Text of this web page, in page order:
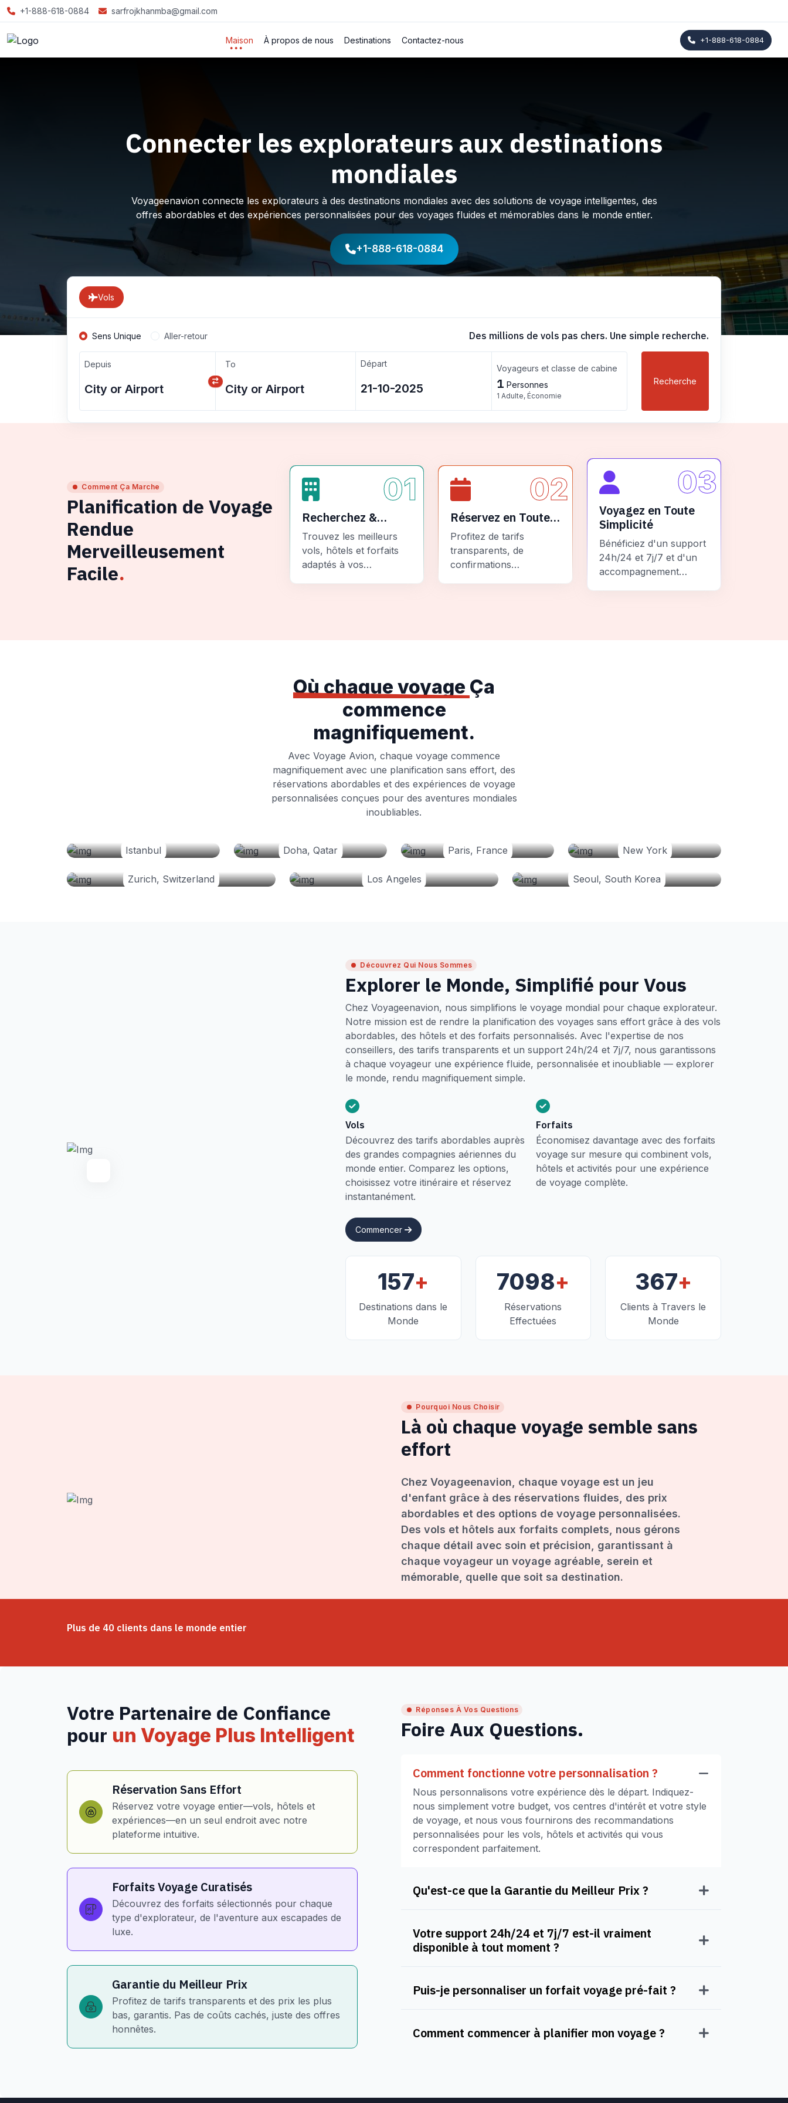
+1-888-618-0884 sarfrojkhanmba@gmail.com
Maison À propos de nous Destinations Contactez-nous +1-888-618-0884
Connecter les explorateurs aux destinations
mondiales
Voyageenavion connecte les explorateurs à des destinations mondiales avec des solutions de voyage intelligentes, des
offres abordables et des expériences personnalisées pour des voyages fluides et mémorables dans le monde entier.
+1-888-618-0884
Vols
Sens Unique Aller-retour Des millions de vols pas chers. Une simple recherche.
Depuis To Départ Voyageurs et classe de cabine
1 Personnes
1 Adulte, Économie
Recherche
Comment Ça Marche
Planification de Voyage
Rendue
Merveilleusement
Facile.
01
Recherchez &
Comparez
Trouvez les meilleurs
vols, hôtels et forfaits
adaptés à vos
02
Réservez en Toute
Sécurité
Profitez de tarifs
transparents, de
confirmations
03
Voyagez en Toute
Simplicité
Bénéficiez d'un support
24h/24 et 7j/7 et d'un
accompagnement
Où chaque voyage Ça
commence
magnifiquement.
Avec Voyage Avion, chaque voyage commence
magnifiquement avec une planification sans effort, des
réservations abordables et des expériences de voyage
personnalisées conçues pour des aventures mondiales
inoubliables.
Istanbul Doha, Qatar Paris, France New York
Zurich, Switzerland Los Angeles Seoul, South Korea
Découvrez Qui Nous Sommes
Explorer le Monde, Simplifié pour Vous
Chez Voyageenavion, nous simplifions le voyage mondial pour chaque explorateur.
Notre mission est de rendre la planification des voyages sans effort grâce à des vols
abordables, des hôtels et des forfaits personnalisés. Avec l'expertise de nos
conseillers, des tarifs transparents et un support 24h/24 et 7j/7, nous garantissons
à chaque voyageur une expérience fluide, personnalisée et inoubliable — explorer
le monde, rendu magnifiquement simple.
Vols
Découvrez des tarifs abordables auprès
des grandes compagnies aériennes du
monde entier. Comparez les options,
choisissez votre itinéraire et réservez
instantanément.
Forfaits
Économisez davantage avec des forfaits
voyage sur mesure qui combinent vols,
hôtels et activités pour une expérience
de voyage complète.
Commencer
157+
Destinations dans le
Monde
7098+
Réservations
Effectuées
367+
Clients à Travers le
Monde
Pourquoi Nous Choisir
Là où chaque voyage semble sans
effort
Chez Voyageenavion, chaque voyage est un jeu
d'enfant grâce à des réservations fluides, des prix
abordables et des options de voyage personnalisées.
Des vols et hôtels aux forfaits complets, nous gérons
chaque détail avec soin et précision, garantissant à
chaque voyageur un voyage agréable, serein et
mémorable, quelle que soit sa destination.
Plus de 40 clients dans le monde entier
Votre Partenaire de Confiance
pour un Voyage Plus Intelligent
Réservation Sans Effort
Réservez votre voyage entier—vols, hôtels et
expériences—en un seul endroit avec notre
plateforme intuitive.
Forfaits Voyage Curatisés
Découvrez des forfaits sélectionnés pour chaque
type d'explorateur, de l'aventure aux escapades de
luxe.
Garantie du Meilleur Prix
Profitez de tarifs transparents et des prix les plus
bas, garantis. Pas de coûts cachés, juste des offres
honnêtes.
Réponses À Vos Questions
Foire Aux Questions.
Comment fonctionne votre personnalisation ?
Nous personnalisons votre expérience dès le départ. Indiquez-
nous simplement votre budget, vos centres d'intérêt et votre style
de voyage, et nous vous fournirons des recommandations
personnalisées pour les vols, hôtels et activités qui vous
correspondent parfaitement.
Qu'est-ce que la Garantie du Meilleur Prix ?
Votre support 24h/24 et 7j/7 est-il vraiment
disponible à tout moment ?
Puis-je personnaliser un forfait voyage pré-fait ?
Comment commencer à planifier mon voyage ?